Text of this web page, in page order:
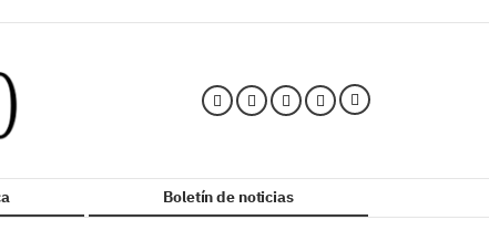
Boletín de noticias